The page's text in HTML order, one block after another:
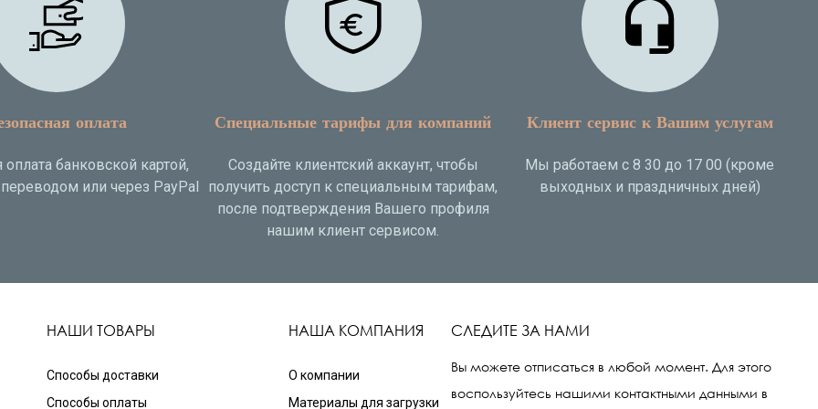
оплата
оплата банковской картой,
или через PayPal
Специальные тарифы для компаний
Создайте клиентский аккаунт, чтобы
получить доступ к специальным тарифам,
после подтверждения Вашего профиля
нашим клиент сервисом.
Клиент сервис к Вашим услугам
Мы работаем с 8 30 до 17 00 (кроме
выходных и праздничных дней)
НАШИ ТОВАРЫ
Способы доставки
Способы оплаты
НАША КОМПАНИЯ
О компании
Материалы для загрузки
СЛЕДИТЕ ЗА НАМИ
Вы можете отписаться в любой момент. Для этого
воспользуйтесь нашими контактными данными в